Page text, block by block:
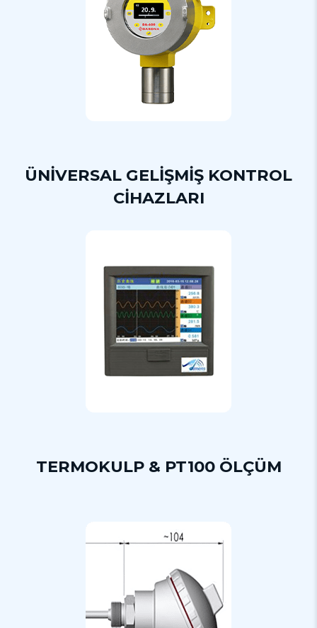
ÜNİVERSAL GELİŞMİŞ KONTROL
CİHAZLARI
TERMOKULP & PT100 ÖLÇÜM